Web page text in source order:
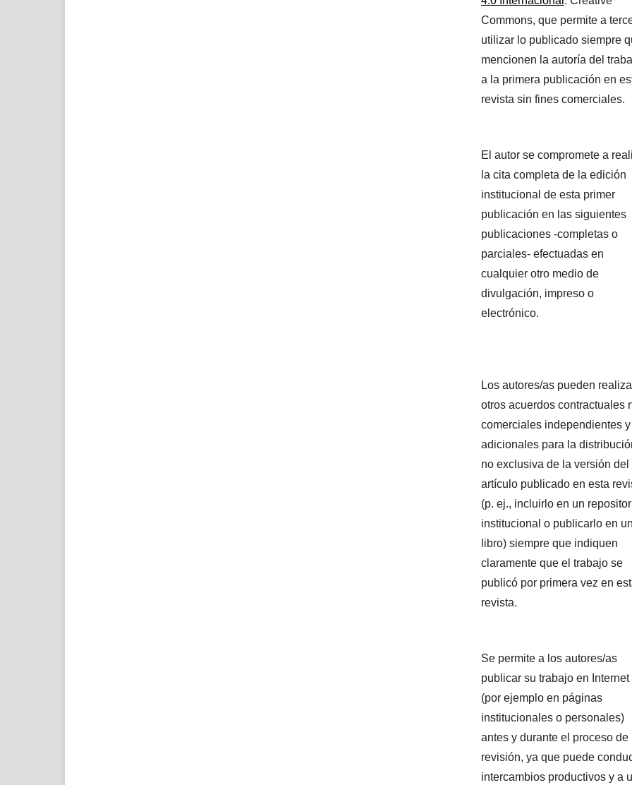
Commons, que permite a
utilizar lo publicado siempre
mencionen la autoría del
a la primera publicación en
revista sin fines comerciales.
El autor se compromete a
la cita completa de la edición
institucional de esta primer
publicación en las siguientes
publicaciones -completas o
parciales- efectuadas en
cualquier otro medio de
divulgación, impreso o
electrónico.
Los autores/as pueden
otros acuerdos contractuales
comerciales independientes y
adicionales para la
no exclusiva de la versión del
artículo publicado en esta
(p. ej., incluirlo en un
institucional o publicarlo en
libro) siempre que indiquen
claramente que el trabajo se
publicó por primera vez en
revista.
Se permite a los autores/as
publicar su trabajo en Internet
(por ejemplo en páginas
institucionales o personales)
antes y durante el proceso de
revisión, ya que puede
intercambios productivos y a